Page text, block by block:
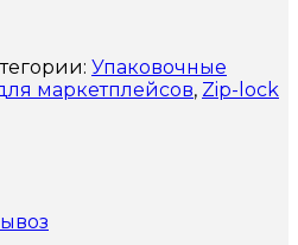
Упаковочные
маркетплейсов, Zip-lock